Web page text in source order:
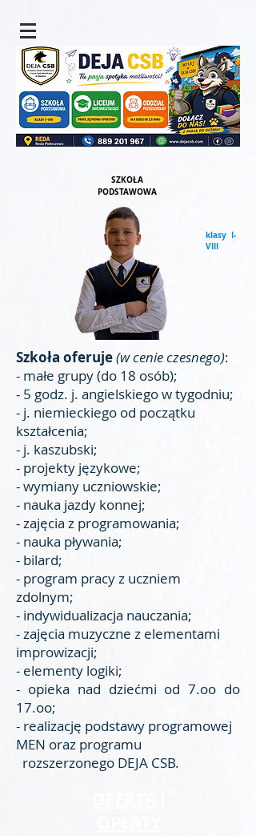
SZKOŁA
PODSTAWOWA
klasy I-
VIII
Szkoła oferuje(w cenie czesnego):
- małe grupy (do 18 osób);
- 5 godz. j. angielskiego w tygodniu;
- j. niemieckiego od początku
kształcenia;
- j. kaszubski;
- projekty językowe;
- wymiany uczniowskie;
- nauka jazdy konnej;
- zajęcia z programowania;
- nauka pływania;
- bilard;
- program pracy z uczniem
zdolnym;
- indywidualizacja nauczania;
- zajęcia muzyczne z elementami
improwizacji;
- elementy logiki;
- opieka nad dziećmi od 7.oo do
17.oo;
- realizację podstawy programowej
MEN oraz programu
rozszerzonego DEJA CSB.